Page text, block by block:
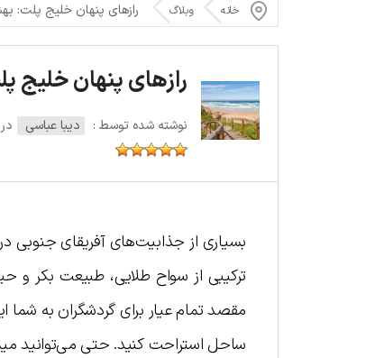
خانه وبلاگ رازهای پنهان خلیج پلت:
رازهای پنهان خلیج
نوشته شده توسط : دیبا عباسی در
بسیاری از جذابیت‌های آفریقای جنوبی
ترکیبی از سواح طلایی، طبیعت بکر
مقصد تمام عیار برای گردشگران به شما
ساحل استراحت کنید. حتی می‌توانید